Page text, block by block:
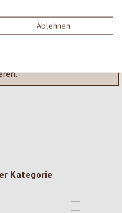
Ablehnen
Gehe voran und teile
Kategorie